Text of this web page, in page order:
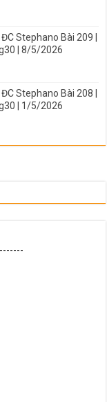
Stephano Bài 209 |
| 8/5/2026
Stephano Bài 208 |
| 1/5/2026